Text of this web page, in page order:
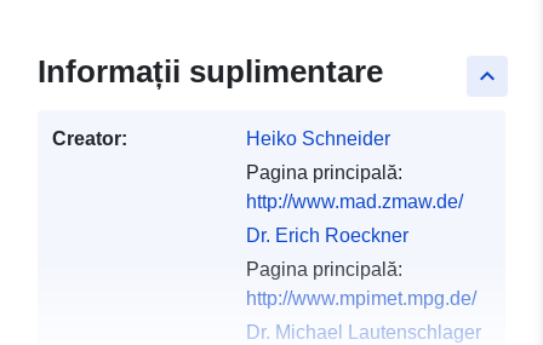
keyboard_arrow_up
Informații suplimentare
Creator:
Heiko Schneider
Pagina principală:
http://www.mad.zmaw.de/
Dr. Erich Roeckner
Pagina principală:
http://www.mpimet.mpg.de/
Dr. Michael Lautenschlager